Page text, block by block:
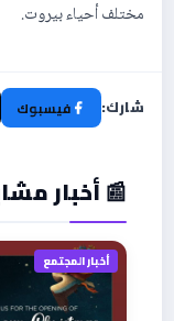
مختلف أحياء بيروت.
شارك: فيسبوك
📰 أخبار
أخبار المجتمع